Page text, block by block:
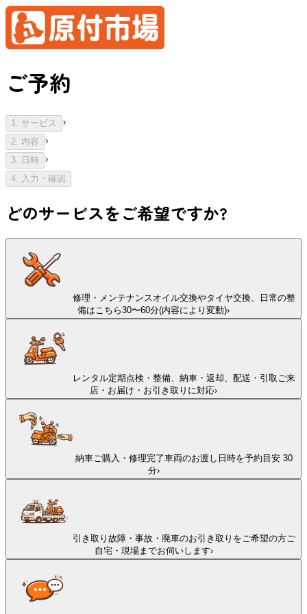
ご予約
1. サービス ›
2. 内容 ›
3. 日時 ›
4. 入力・確認
どのサービスをご希望ですか?
修理・メンテナンス オイル交換やタイヤ交換、日常の整
備はこちら30〜60分(内容により変動)›
レンタル定期点検・整備、納車・返却、配送・引取 ご来
店・お届け・お引き取りに対応›
納車ご購入・修理完了車両のお渡し日時を予約目安 30
分›
引き取り 故障・事故・廃車のお引き取りをご希望の方ご
自宅・現場までお伺いします›